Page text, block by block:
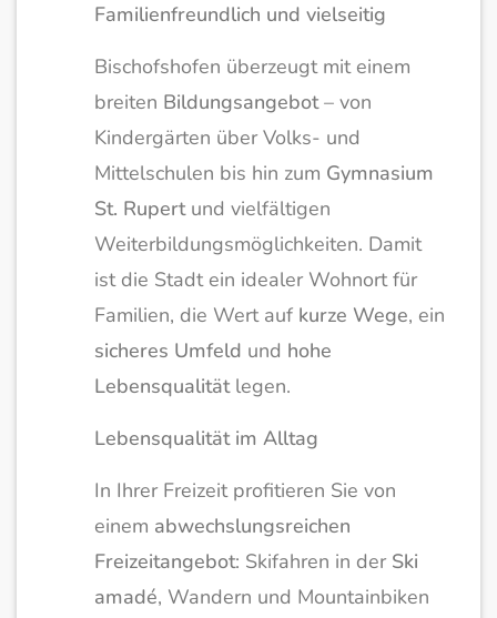
Familienfreundlich und vielseitig
Bischofshofen überzeugt mit einem
breiten Bildungsangebot– von
Kindergärten über Volks- und
Mittelschulen bis hin zum Gymnasium
St. Rupertund vielfältigen
Weiterbildungsmöglichkeiten. Damit
ist die Stadt ein idealer Wohnort für
Familien, die Wert auf kurze Wege, ein
sicheres Umfeld und hohe
Lebensqualitätlegen.
Lebensqualität im Alltag
In Ihrer Freizeit profitieren Sie von
einem abwechslungsreichen
Freizeitangebot: Skifahren in der Ski
amadé, Wandern und Mountainbiken